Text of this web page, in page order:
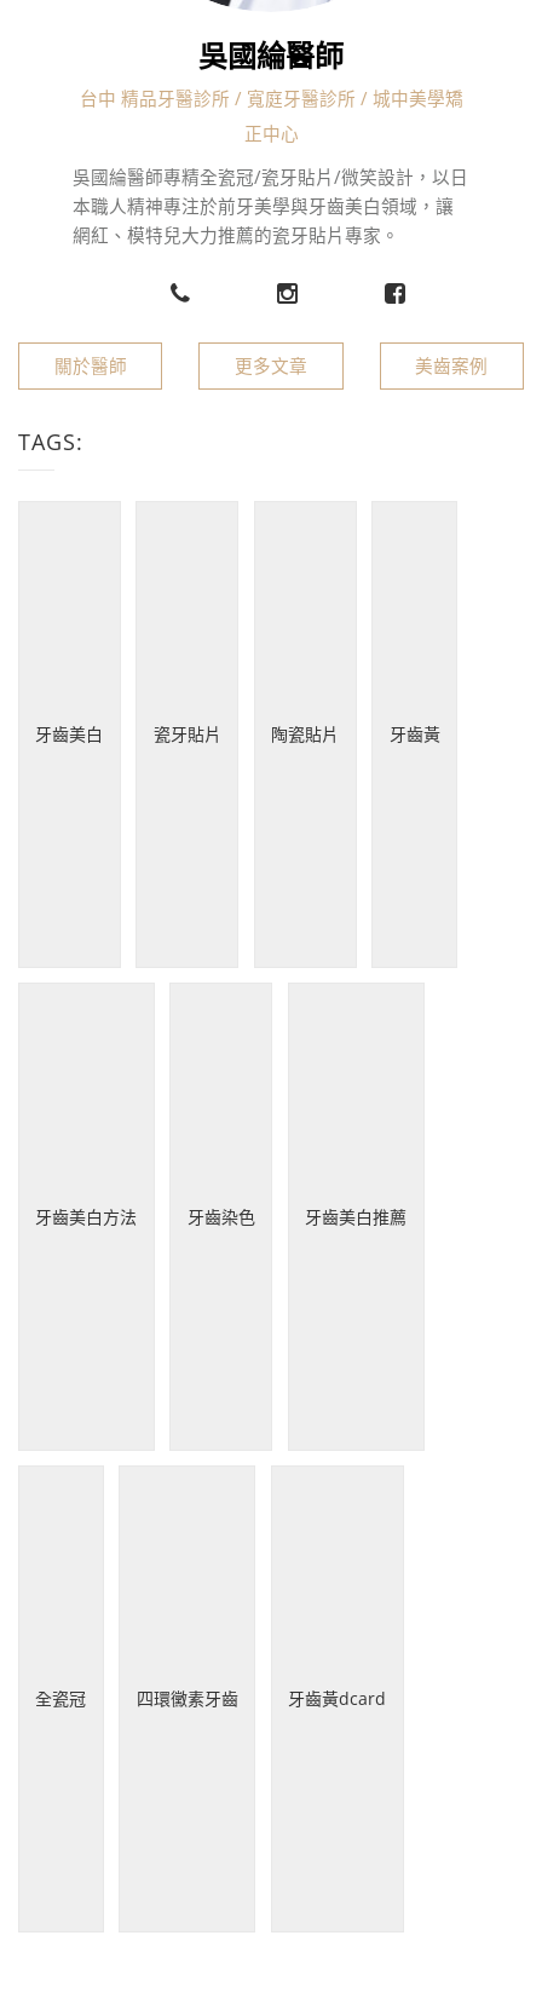
吳國綸醫師
台中 精品牙醫診所 / 寬庭牙醫診所 / 城中美學矯
正中心
吳國綸醫師專精全瓷冠/瓷牙貼片/微笑設計，以日
本職人精神專注於前牙美學與牙齒美白領域，讓
網紅、模特兒大力推薦的瓷牙貼片專家。
關於醫師 更多文章 美齒案例
TAGS:
牙齒美白 瓷牙貼片 陶瓷貼片 牙齒黃
牙齒美白方法 牙齒染色 牙齒美白推薦
全瓷冠 四環黴素牙齒 牙齒黃dcard